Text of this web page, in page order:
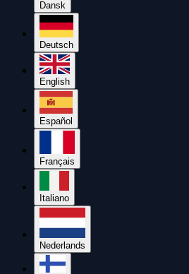
Dansk
Deutsch
English
Español
Français
Italiano
Nederlands